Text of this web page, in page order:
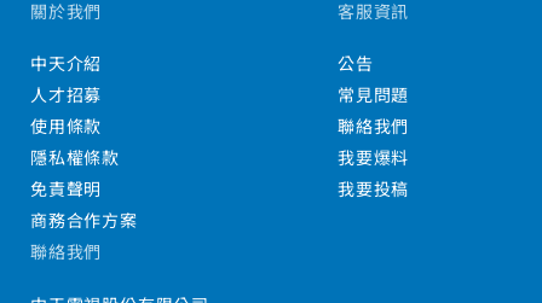
關於我們
中天介紹
人才招募
使用條款
隱私權條款
免責聲明
商務合作方案
客服資訊
公告
常見問題
聯絡我們
我要爆料
我要投稿
聯絡我們